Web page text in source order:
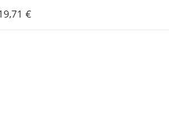
€